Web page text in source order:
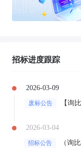
招标进度跟踪
2026-03-09
废标公告 【询
2026-03-04
招标公告 （询